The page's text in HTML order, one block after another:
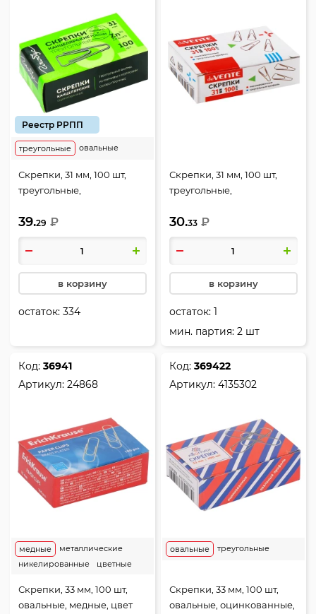
Реестр РРПП
треугольные овальные
Скрепки, 31 мм, 100 шт,
треугольные,
серебро, картонная
коробка, Globus, С31-100Ц
39.29 ₽
в корзину
остаток:334
Скрепки, 31 мм, 100 шт,
треугольные,
серебро, картонная
коробка, deVENTE,
4135343
30.33 ₽
в корзину
остаток:1
мин. партия: 2 шт
Код:36941
Артикул:24868
металлические
никелированные
медные
цветные
Скрепки, 33 мм, 100 шт,
овальные, медные, цвет
Код:369422
Артикул:4135302
треугольные
овальные
Скрепки, 33 мм, 100 шт,
овальные, оцинкованные,